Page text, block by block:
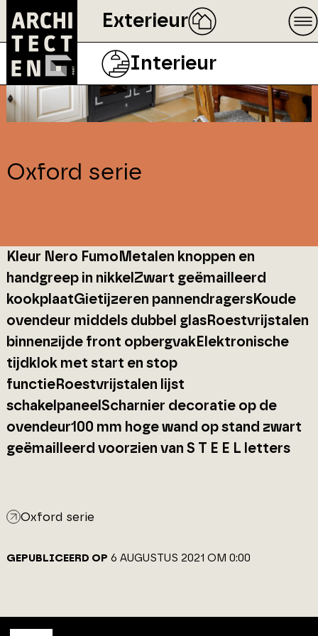
Exterieur
Interieur
Oxford serie
Kleur Nero FumoMetalen knoppen en
handgreep in nikkelZwart geëmailleerd
kookplaatGietijzeren pannendragersKoude
ovendeur middels dubbel glasRoestvrijstalen
binnenzijde front opbergvakElektronische
tijdklok met start en stop
functieRoestvrijstalen lijst
schakelpaneelScharnier decoratie op de
ovendeur100 mm hoge wand op stand zwart
geëmailleerd voorzien van S T E E L letters
Oxford serie
GEPUBLICEERD OP 6 AUGUSTUS 2021 OM 0:00